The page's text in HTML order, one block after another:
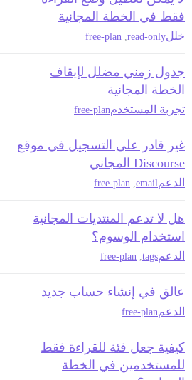
فقط في الخطة المجانية
خللread-only
free-plan
جدول زمني مضلل لإيقاف
الخطة المجانية
تجربة المستخدمfree-plan
غير قادر على التسجيل في موقع
Discourse المجاني
الدعم email
free-plan
هل لا تدعم المنتديات المجانية
استخدام الوسوم؟
الدعمtags
free-plan
عالق في إنشاء حساب جديد
الدعم free-plan
كيفية جعل فئة للقراءة فقط
للمستخدمين في الخطة